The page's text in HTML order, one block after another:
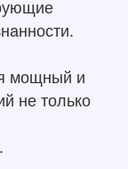
мощный и
не только